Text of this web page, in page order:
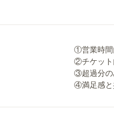
①営業時間
②チケット
③超過分の